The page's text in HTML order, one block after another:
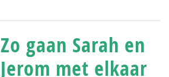
Zo gaan Sarah en
Jerom met elkaar